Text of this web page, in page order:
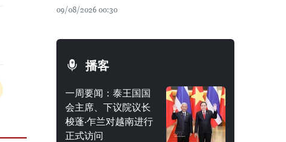
09/08/2026 00:30
播客
一周要闻：泰王国国
会主席、下议院议长
梭蓬·乍兰对越南进行
正式访问